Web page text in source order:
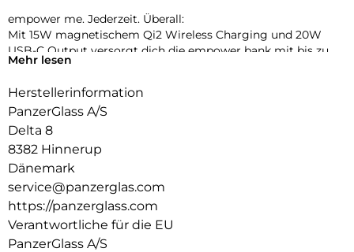
empower me. Jederzeit. Überall:
Mit 15W magnetischem Qi2 Wireless Charging und 20W
USB-C Output versorgt dich die empower bank mit bis zu
160 % zusätzlicher Energie. Einfach andocken und losladen –
aus recyceltem Aluminium und kommt ganz ohne
Plastikverpackung.
Mehr lesen
Herstellerinformation
PanzerGlass A/S
Delta 8
8382 Hinnerup
Dänemark
service@panzerglas.com
https://panzerglass.com
Verantwortliche für die EU
PanzerGlass A/S